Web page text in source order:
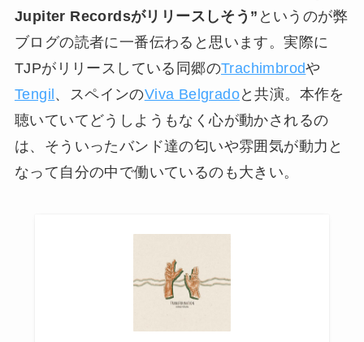
Jupiter Recordsがリリースしそう” というのが弊
ブログの読者に一番伝わると思います。実際に
TJPがリリースしている同郷のTrachimbrodや
Tengil 、スペインのViva Belgradoと共演。本作を
聴いていてどうしようもなく心が動かされるの
は、そういったバンド達の匂いや雰囲気が動力と
なって自分の中で働いているのも大きい。